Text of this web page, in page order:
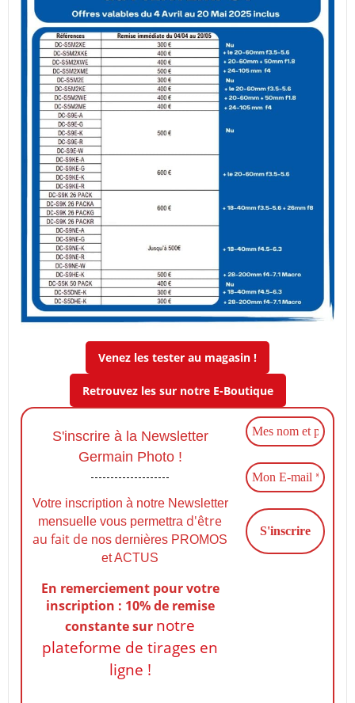
Venez les tester au magasin !
Retrouvez les sur notre E-Boutique
S'inscrire à la Newsletter
Germain Photo !
Votre inscription à notre Newsletter
mensuelle vous permettra d'être
au fait de nos dernières PROMOS
et ACTUS
En remerciement pour votre
inscription : 10% de remise
constantesur notre
plateforme de tirages en
ligne !